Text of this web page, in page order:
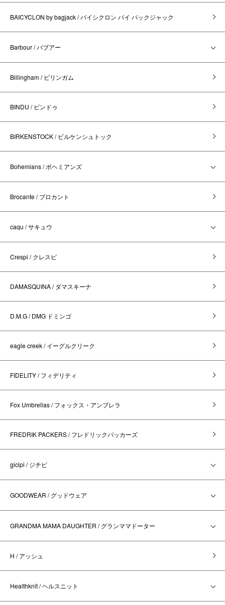
BAICYCLON by bagjack / バイシクロン バイ バックジャック
Barbour / バブアー
Billingham / ビリンガム
BINDU / ビンドゥ
BIRKENSTOCK / ビルケンシュトック
Bohemians / ボヘミアンズ
Brocante / ブロカント
caqu / サキュウ
Crespi / クレスピ
DAMASQUINA / ダマスキーナ
D.M.G / DMG ドミンゴ
eagle creek / イーグルクリーク
FIDELITY / フィデリティ
Fox Umbrellas / フォックス・アンブレラ
FREDRIK PACKERS / フレドリックパッカーズ
gicipi / ジチピ
GOODWEAR / グッドウェア
GRANDMA MAMA DAUGHTER / グランママドーター
H / アッシュ
Healthknit / ヘルスニット